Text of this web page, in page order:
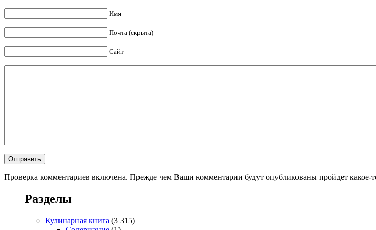
Имя
Почта (скрыта)
Сайт
Проверка комментариев включена. Прежде чем Ваши комментарии будут опубликованы пройдет какое-
Разделы
Кулинарная книга (3 315)